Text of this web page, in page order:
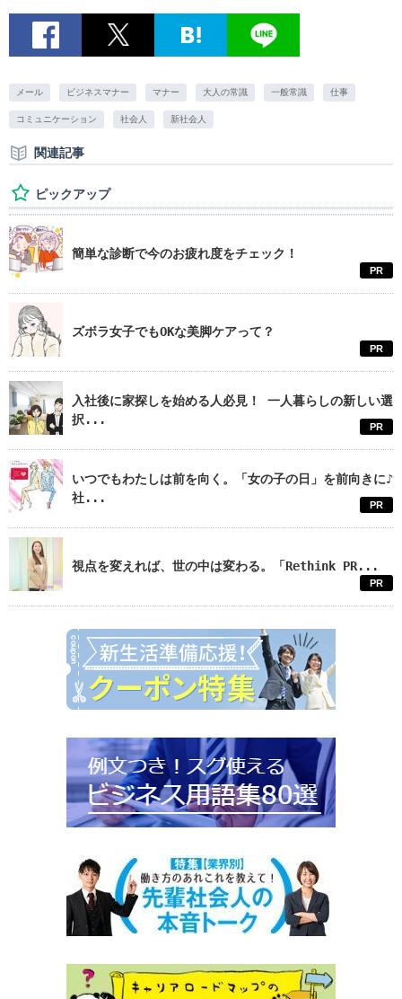
メール ビジネスマナー マナー 大人の常識 一般常識 仕事
コミュニケーション 社会人 新社会人
関連記事
ピックアップ
簡単な診断で今のお疲れ度をチェック！
PR
ズボラ女子でもOKな美脚ケアって？
PR
入社後に家探しを始める人必見！ 一人暮らしの新しい選
択...
PR
いつでもわたしは前を向く。「女の子の日」を前向きに♪
社...
PR
視点を変えれば、世の中は変わる。「Rethink PR...
PR